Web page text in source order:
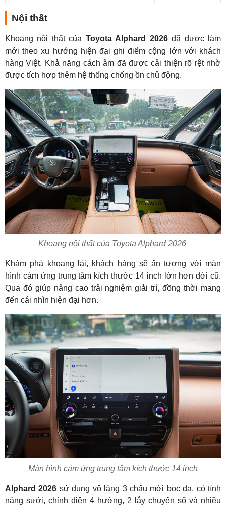
Nội thất
Khoang nội thất của Toyota Alphard 2026đã được làm
mới theo xu hướng hiện đại ghi điểm cộng lớn với khách
hàng Việt. Khả năng cách âm đã được cải thiện rõ rệt nhờ
được tích hợp thêm hệ thống chống ồn chủ động.
Khoang nội thất của Toyota Alphard 2026
Khám phá khoang lái, khách hàng sẽ ấn tượng với màn
hình cảm ứng trung tâm kích thước 14 inch lớn hơn đời cũ.
Qua đó giúp nâng cao trải nghiệm giải trí, đồng thời mang
đến cái nhìn hiện đại hơn.
Màn hình cảm ứng trung tâm kích thước 14 inch
Alphard 2026 sử dụng vô lăng 3 chấu mới bọc da, có tính
năng sưởi, chỉnh điện 4 hướng, 2 lẫy chuyển số và nhiều